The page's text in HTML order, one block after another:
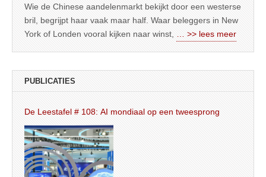
Wie de Chinese aandelenmarkt bekijkt door een westerse
bril, begrijpt haar vaak maar half. Waar beleggers in New
York of Londen vooral kijken naar winst,
… >> lees meer
PUBLICATIES
De Leestafel # 108: AI mondiaal op een tweesprong